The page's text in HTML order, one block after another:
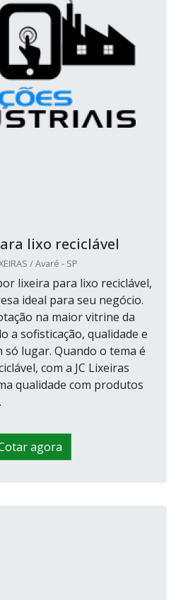
lixo reciclável
/ Avaré - SP
lixeira para lixo reciclável,
ideal para seu negócio.
na maior vitrine da
a sofisticação, qualidade e
só lugar. Quando o tema é
com a JC Lixeiras
qualidade com produtos
agora